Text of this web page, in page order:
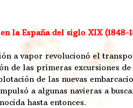
la España del siglo XIX (1848-
a vapor revolucionó el
de las primeras excursiones
de las nuevas
a algunas navieras a
hasta entonces.